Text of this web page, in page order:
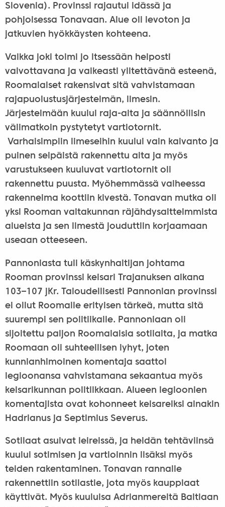
Slovenia). Provinssi rajautui idässä ja
pohjoisessa Tonavaan. Alue oli levoton ja
jatkuvien hyökkäysten kohteena.
Vaikka joki toimi jo itsessään helposti
valvottavana ja vaikeasti ylitettävänä esteenä,
Roomalaiset rakensivat sitä vahvistamaan
rajapuolustusjärjestelmän, limesin.
Järjestelmään kuului raja-aita ja säännöllisin
välimatkoin pystytetyt vartiotornit.
Varhaisimpiin limeseihin kuului vain kaivanto ja
puinen seipäistä rakennettu aita ja myös
varustukseen kuuluvat vartiotornit oli
rakennettu puusta. Myöhemmässä vaiheessa
rakennelma koottiin kivestä. Tonavan mutka oli
yksi Rooman valtakunnan räjähdysaltteimmista
alueista ja sen limestä jouduttiin korjaamaan
useaan otteeseen.
Pannoniasta tuli käskynhaltijan johtama
Rooman provinssi keisari Trajanuksen aikana
103–107 jKr. Taloudellisesti Pannonian provinssi
ei ollut Roomalle erityisen tärkeä, mutta sitä
suurempi sen politiikalle. Pannoniaan oli
sijoitettu paljon Roomalaisia sotilaita, ja matka
Roomaan oli suhteellisen lyhyt, joten
kunnianhimoinen komentaja saattoi
legioonansa vahvistamana sekaantua myös
keisarikunnan politiikkaan. Alueen legioonien
komentajista ovat kohonneet keisareiksi ainakin
Hadrianus ja Septimius Severus.
Sotilaat asuivat leireissä, ja heidän tehtäviinsä
kuului sotimisen ja vartioinnin lisäksi myös
teiden rakentaminen. Tonavan rannalle
rakennettiin sotilastie, jota myös kauppiaat
käyttivät. Myös kuuluisa Adrianmereltä Baltiaan